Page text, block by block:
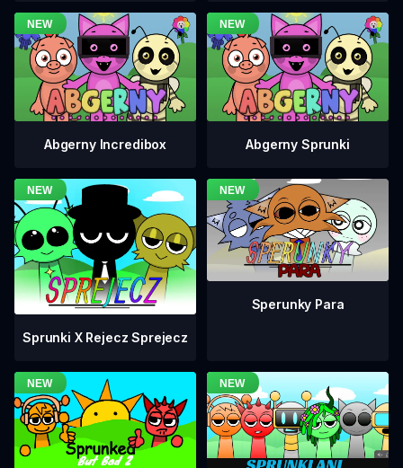
Abgerny Incredibox Abgerny Sprunki
Sprunki X Rejecz Sprejecz
Sperunky Para